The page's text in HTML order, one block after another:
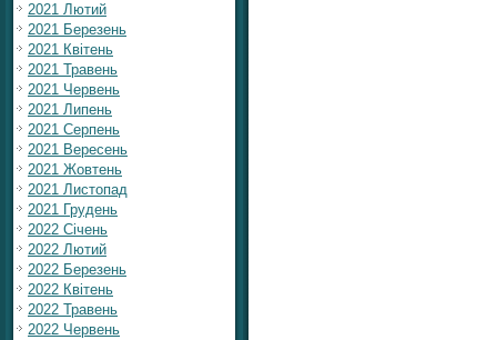
2021 Лютий
2021 Березень
2021 Квітень
2021 Травень
2021 Червень
2021 Липень
2021 Серпень
2021 Вересень
2021 Жовтень
2021 Листопад
2021 Грудень
2022 Січень
2022 Лютий
2022 Березень
2022 Квітень
2022 Травень
2022 Червень